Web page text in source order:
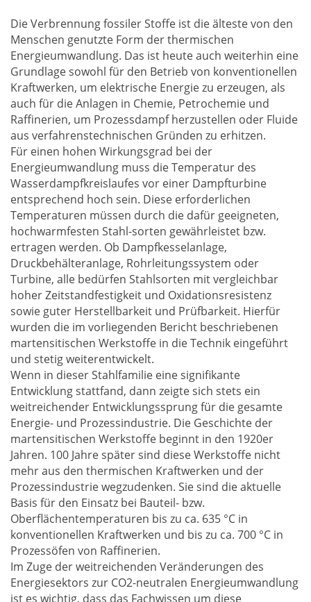
Die Verbrennung fossiler Stoffe ist die älteste von den
Menschen genutzte Form der thermischen
Energieumwandlung. Das ist heute auch weiterhin eine
Grundlage sowohl für den Betrieb von konventionellen
Kraftwerken, um elektrische Energie zu erzeugen, als
auch für die Anlagen in Chemie, Petrochemie und
Raffinerien, um Prozessdampf herzustellen oder Fluide
aus verfahrenstechnischen Gründen zu erhitzen.
Für einen hohen Wirkungsgrad bei der
Energieumwandlung muss die Temperatur des
Wasserdampfkreislaufes vor einer Dampfturbine
entsprechend hoch sein. Diese erforderlichen
Temperaturen müssen durch die dafür geeigneten,
hochwarmfesten Stahl-sorten gewährleistet bzw.
ertragen werden. Ob Dampfkesselanlage,
Druckbehälteranlage, Rohrleitungssystem oder
Turbine, alle bedürfen Stahlsorten mit vergleichbar
hoher Zeitstandfestigkeit und Oxidationsresistenz
sowie guter Herstellbarkeit und Prüfbarkeit. Hierfür
wurden die im vorliegenden Bericht beschriebenen
martensitischen Werkstoffe in die Technik eingeführt
und stetig weiterentwickelt.
Wenn in dieser Stahlfamilie eine signifikante
Entwicklung stattfand, dann zeigte sich stets ein
weitreichender Entwicklungssprung für die gesamte
Energie- und Prozessindustrie. Die Geschichte der
martensitischen Werkstoffe beginnt in den 1920er
Jahren. 100 Jahre später sind diese Werkstoffe nicht
mehr aus den thermischen Kraftwerken und der
Prozessindustrie wegzudenken. Sie sind die aktuelle
Basis für den Einsatz bei Bauteil- bzw.
Oberflächentemperaturen bis zu ca. 635 °C in
konventionellen Kraftwerken und bis zu ca. 700 °C in
Prozessöfen von Raffinerien.
Im Zuge der weitreichenden Veränderungen des
Energiesektors zur CO2-neutralen Energieumwandlung
ist es wichtig, dass das Fachwissen um diese